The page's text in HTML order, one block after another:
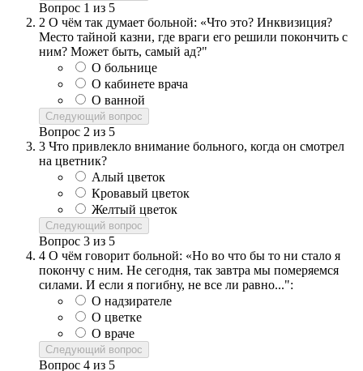
Вопрос 1 из 5
2 О чём так думает больной: «Что это? Инквизиция?
Место тайной казни, где враги его решили покончить с
ним? Может быть, самый ад?"
О больнице
О кабинете врача
О ванной
Следующий вопрос
Вопрос 2 из 5
3 Что привлекло внимание больного, когда он смотрел
на цветник?
Алый цветок
Кровавый цветок
Желтый цветок
Следующий вопрос
Вопрос 3 из 5
4 О чём говорит больной: «Но во что бы то ни стало я
покончу с ним. Не сегодня, так завтра мы померяемся
силами. И если я погибну, не все ли равно...":
О надзирателе
О цветке
О враче
Следующий вопрос
Вопрос 4 из 5